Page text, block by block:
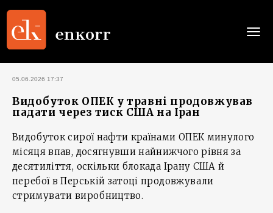
05.06.2026 17:37
Видобуток ОПЕК у травні продовжував
падати через тиск США на Іран
Видобуток сирої нафти країнами ОПЕК минулого
місяця впав, досягнувши найнижчого рівня за
десятиліття, оскільки блокада Ірану США й
перебої в Перській затоці продовжували
стримувати виробництво.